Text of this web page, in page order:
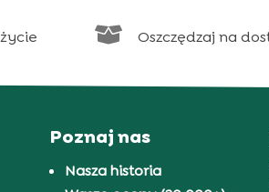
 Oszczędzaj na
Poznaj nas
Nasza historia